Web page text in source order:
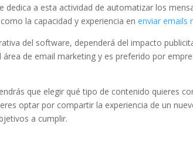
dedica a esta actividad de automatizar los
la capacidad y experiencia enenviar emails
del software, dependerá del impacto
área de email marketing y es preferido por
que elegir qué tipo de contenido quieres
optar por compartir la experiencia de un
a cumplir.